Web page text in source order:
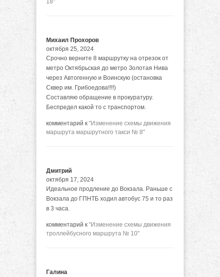
18"
Михаил Прохоров
октября 25, 2024
Срочно верните 8 маршрутку на отрезок от
метро Октябрьская до метро Золотая Нива
через Автогенную и Воинскую (остановка
Сквер им. Грибоедова!!!!)
Составляю обращение в прокуратуру.
Беспредел какой то с транспортом.
комментарий к "Изменение схемы движения
маршрута маршрутного такси № 8"
Дмитрий
октября 17, 2024
Идеальное продление до Вокзала. Раньше с
Вокзала до ГПНТБ ходил автобус 75 и то раз
в 3 часа.
комментарий к "Изменение схемы движения
троллейбусного маршрута № 10"
Галина